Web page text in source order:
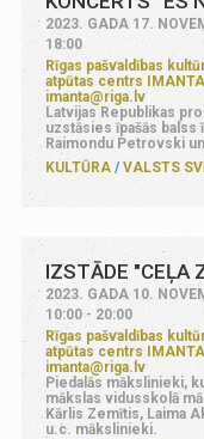
2023. GADA 17.
18:00
Rīgas pašvaldības
atpūtas centrs IMANTA
imanta@riga.lv
Latvijas Republikas
uzstāsies īpašās balss
Raimondu Petrovski
KULTŪRA
VALSTS
IZSTĀDE "CEĻA
2023. GADA 10.
10:00 - 20:00
Rīgas pašvaldības
atpūtas centrs IMANTA
imanta@riga.lv
Piedalās mākslinieki,
mākslas vidusskolā
Kārlis Zemītis, Laima
u.c. mākslinieki.